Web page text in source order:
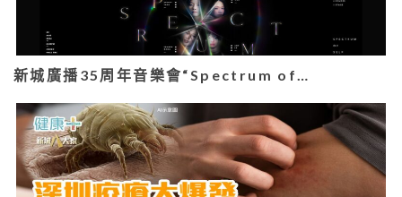
新城廣播35周年音樂會“Spectrum of…